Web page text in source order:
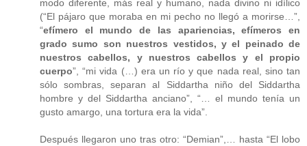
modo diferente, más real y humano, nada divino ni idílico
(“El pájaro que moraba en mi pecho no llegó a morirse…”,
“efímero el mundo de las apariencias, efímeros en
grado sumo son nuestros vestidos, y el peinado de
nuestros cabellos, y nuestros cabellos y el propio
cuerpo”, “mi vida (…) era un río y que nada real, sino tan
sólo sombras, separan al Siddartha niño del Siddartha
hombre y del Siddartha anciano”, “… el mundo tenía un
gusto amargo, una tortura era la vida”.
Después llegaron uno tras otro: “Demian”,… hasta “El lobo